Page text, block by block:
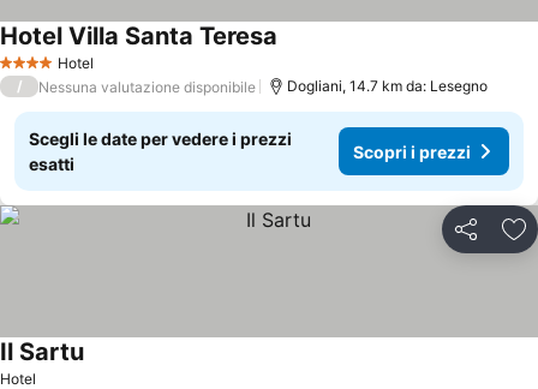
4 Stelle Hotel
Hotel Villa Santa Teresa
/ Nessuna valutazione disponibile Dogliani, 14.7 km da: Lesegno
Scegli le date per vedere i prezzi
esatti
Scopri i prezzi
Condividi
Hotel
Il Sartu